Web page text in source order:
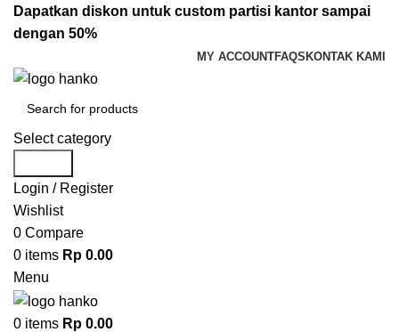
Dapatkan diskon untuk custom partisi kantor sampai
dengan 50%
MY ACCOUNTFAQS KONTAK KAMI
Select category
Login / Register
Wishlist
0 Compare
0 items Rp 0.00
Menu
0 items Rp 0.00